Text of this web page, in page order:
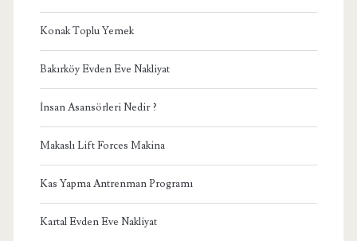
Konak Toplu Yemek
Bakırköy Evden Eve Nakliyat
İnsan Asansörleri Nedir ?
Makaslı Lift Forces Makina
Kas Yapma Antrenman Programı
Kartal Evden Eve Nakliyat